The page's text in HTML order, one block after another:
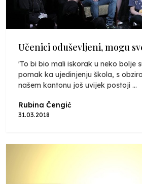
Učenici oduševljeni, mogu
'To bi bio mali iskorak u neko bolje
pomak ka ujedinjenju škola, s
našem kantonu još uvijek postoji ...
Rubina Čengić
31.03.2018